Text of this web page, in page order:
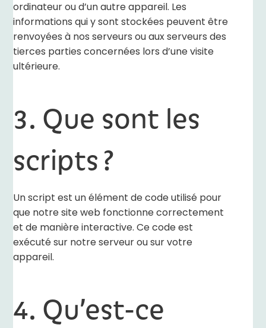
ordinateur ou d’un autre appareil. Les
informations qui y sont stockées peuvent être
renvoyées à nos serveurs ou aux serveurs des
tierces parties concernées lors d’une visite
ultérieure.
3. Que sont les
scripts ?
Un script est un élément de code utilisé pour
que notre site web fonctionne correctement
et de manière interactive. Ce code est
exécuté sur notre serveur ou sur votre
appareil.
4. Qu’est-ce